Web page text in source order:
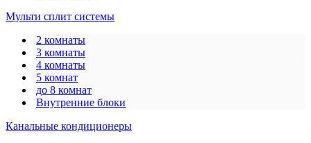
Мульти сплит системы
2 комнаты
3 комнаты
4 комнаты
5 комнат
до 8 комнат
Внутренние блоки
Канальные кондиционеры